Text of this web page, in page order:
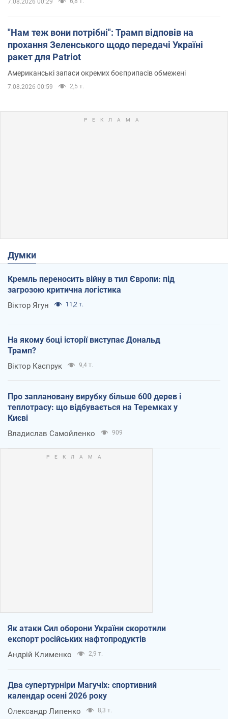
"Нам теж вони потрібні": Трамп відповів на
прохання Зеленського щодо передачі Україні
ракет для Patriot
Американські запаси окремих боєприпасів обмежені
7.08.2026 00:59 2,5 т.
Думки
Кремль переносить війну в тил Європи: під
загрозою критична логістика
Віктор Ягун 11,2 т.
На якому боці історії виступає Дональд
Трамп?
Віктор Каспрук 9,4 т.
Про заплановану вирубку більше 600 дерев і
теплотрасу: що відбувається на Теремках у
Києві
Владислав Самойленко 909
Як атаки Сил оборони України скоротили
експорт російських нафтопродуктів
Андрій Клименко 2,9 т.
Два супертурніри Магучіх: спортивний
календар осені 2026 року
Олександр Липенко 8,3 т.